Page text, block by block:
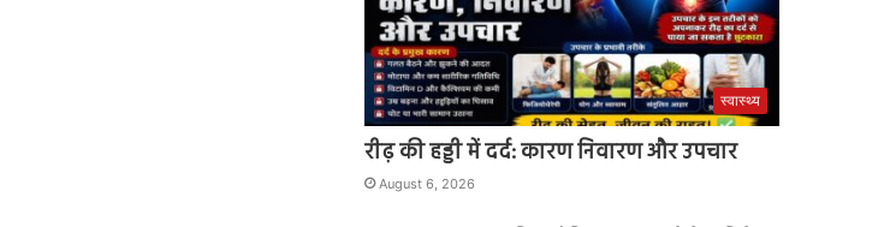
स्वास्थ्य
रीढ़ की हड्डी में दर्द: कारण निवारण और उपचार
August 6, 2026